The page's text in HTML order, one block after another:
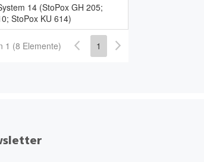
14 (StoPox GH 205;
StoPox KU 614)
1 (8 Elemente) 1